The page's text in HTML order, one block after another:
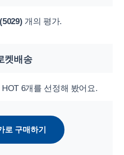
(5029) 개의 평가.
켓배송
로 구매하기